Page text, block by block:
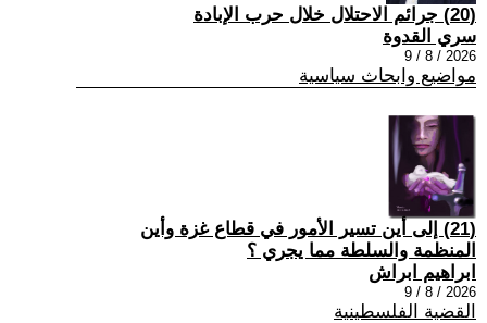
(20) جرائم الاحتلال خلال حرب الإبادة
سري القدوة
2026 / 8 / 9
مواضيع وابحاث سياسية
(21) إلى أين تسير الأمور في قطاع غزة وأين
المنظمة والسلطة مما يجري ؟
ابراهيم ابراش
2026 / 8 / 9
القضية الفلسطينية